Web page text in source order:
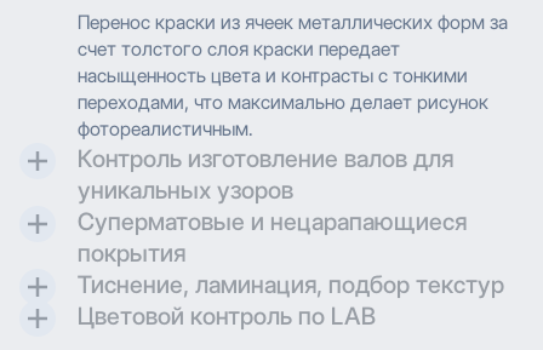
Перенос краски из ячеек металлических форм за
счет толстого слоя краски передает
насыщенность цвета и контрасты с тонкими
переходами, что максимально делает рисунок
фотореалистичным.
Контроль изготовление валов для
уникальных узоров
Контроль и разработка технических параметров
для гравировки позволяют максимально
воссоздавать дизайн при печати.
Суперматовые и нецарапающиеся
покрытия
Создаем матовые и суперматовые поверхности с
дополнительной защитой для трендовых
Тиснение, ламинация, подбор текстур
Применяем технологию глубокой печати с
Цветовой контроль по LAB